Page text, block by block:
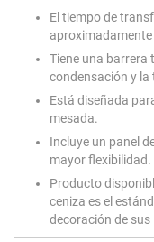
El tiempo de
Tiene una barrera
condensación y la
Está diseñada
mesada.
Incluye un panel
mayor flexibilidad.
Producto
ceniza es el
decoración de